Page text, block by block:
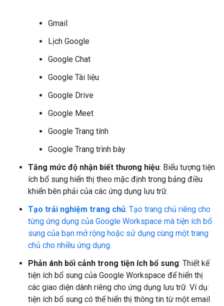
Gmail
Lịch Google
Google Chat
Google Tài liệu
Google Drive
Google Meet
Google Trang tính
Google Trang trình bày
Tăng mức độ nhận biết thương hiệu: Biểu tượng tiện
ích bổ sung hiển thị theo mặc định trong bảng điều
khiển bên phải của các ứng dụng lưu trữ.
Tạo trải nghiệm trang chủ: Tạo trang chủ riêng cho
từng ứng dụng của Google Workspace mà tiện ích bổ
sung của bạn mở rộng hoặc sử dụng cùng một trang
chủ cho nhiều ứng dụng.
Phản ánh bối cảnh trong tiện ích bổ sung: Thiết kế
tiện ích bổ sung của Google Workspace để hiển thị
các giao diện dành riêng cho ứng dụng lưu trữ. Ví dụ:
tiện ích bổ sung có thể hiển thị thông tin từ một email